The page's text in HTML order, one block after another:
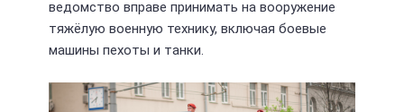
ведомство вправе принимать на вооружение
тяжёлую военную технику, включая боевые
машины пехоты и танки.